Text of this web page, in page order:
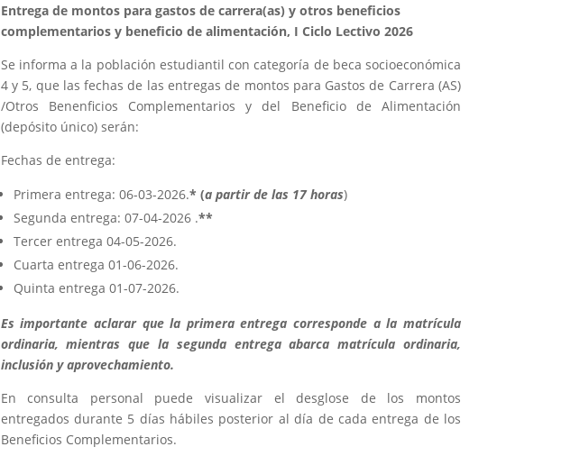
Entrega de montos para gastos de carrera(as) y otros beneficios
complementarios y beneficio de alimentación, I Ciclo Lectivo 2026
Se informa a la población estudiantil con categoría de beca socioeconómica
4 y 5, que las fechas de las entregas de montos para Gastos de Carrera (AS)
/Otros Benenficios Complementarios y del Beneficio de Alimentación
(depósito único) serán:
Fechas de entrega:
Primera entrega: 06-03-2026.* (a partir de las 17 horas)
Segunda entrega: 07-04-2026 .**
Tercer entrega 04-05-2026.
Cuarta entrega 01-06-2026.
Quinta entrega 01-07-2026.
Es importante aclarar que la primera entrega corresponde a la matrícula
ordinaria, mientras que la segunda entrega abarca matrícula ordinaria,
inclusión y aprovechamiento.
En consulta personal puede visualizar el desglose de los montos
entregados durante 5 días hábiles posterior al día de cada entrega de los
Beneficios Complementarios.